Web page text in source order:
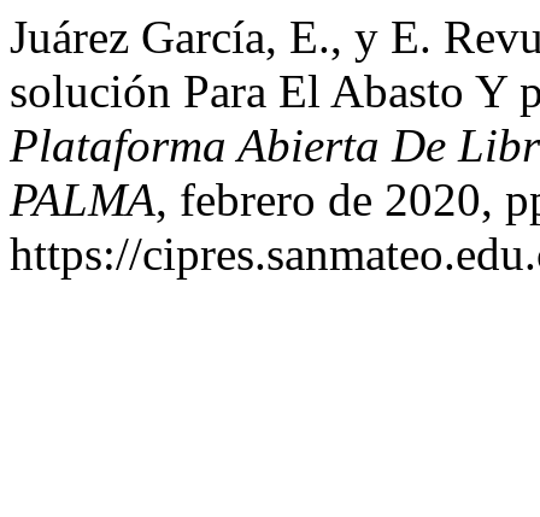
Juárez García, E., y E.
solución Para El Abasto Y
Plataforma Abierta De
PALMA, febrero de 2020,
https://